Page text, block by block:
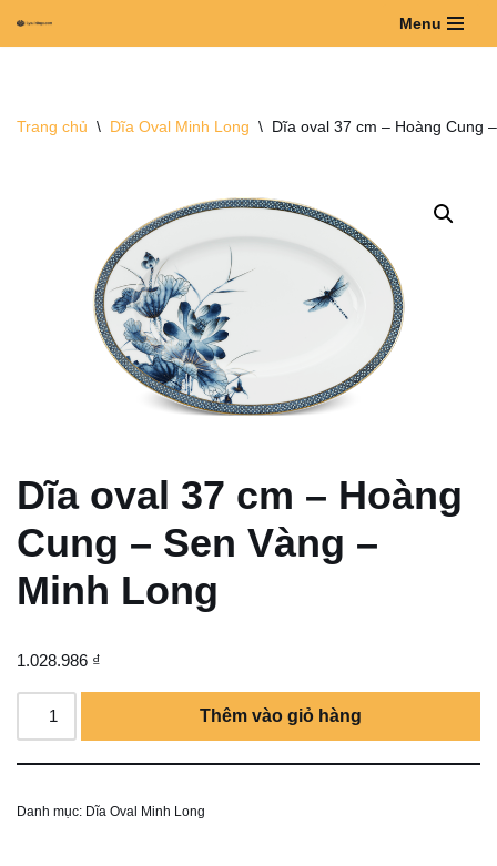
dung
Menu
Trang chủ \ Dĩa Oval Minh Long \ Dĩa oval 37 cm – Hoàng Cung
Dĩa oval 37 cm – Hoàng
Cung – Sen Vàng –
Minh Long
1.028.986 ₫
Thêm vào giỏ hàng
Danh mục: Dĩa Oval Minh Long